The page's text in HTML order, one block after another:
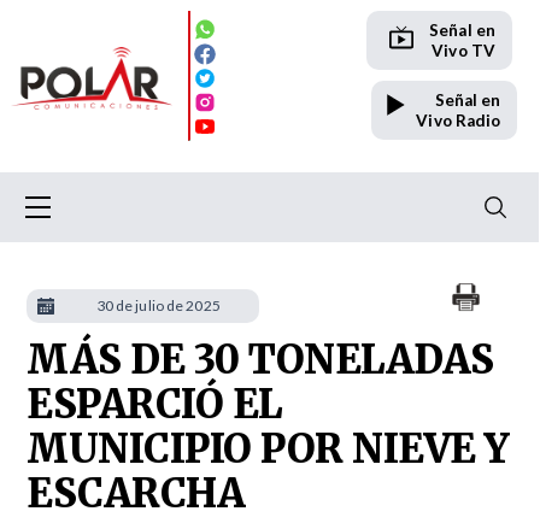
Señal en
Vivo TV
Señal en
Vivo Radio
MÁS DE 30 TONELADAS
ESPARCIÓ EL
MUNICIPIO POR NIEVE Y
ESCARCHA
30 de julio de 2025